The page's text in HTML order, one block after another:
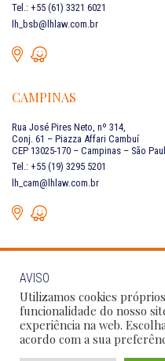
Tel.: +55 (61) 3321 6021
lh_bsb@lhlaw.com.br
CAMPINAS
Rua José Pires Neto, nº 314,
Conj. 61 – Piazza Affari Cambuí
CEP 13025-170 – Campinas – São
Tel.: +55 (19) 3295 5201
lh_cam@lhlaw.com.br
FALE CONOSCO
Siga as nossas redes sociais:
AVISO
Utilizamos cookies
funcionalidade do nosso
experiência na web.
acordo com a sua